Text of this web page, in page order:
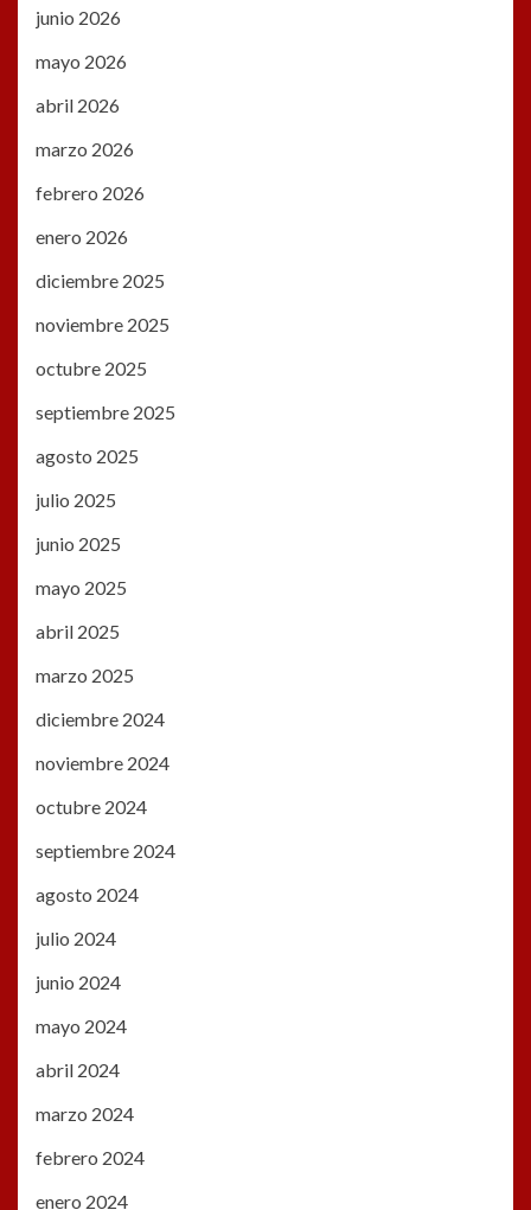
junio 2026
mayo 2026
abril 2026
marzo 2026
febrero 2026
enero 2026
diciembre 2025
noviembre 2025
octubre 2025
septiembre 2025
agosto 2025
julio 2025
junio 2025
mayo 2025
abril 2025
marzo 2025
diciembre 2024
noviembre 2024
octubre 2024
septiembre 2024
agosto 2024
julio 2024
junio 2024
mayo 2024
abril 2024
marzo 2024
febrero 2024
enero 2024